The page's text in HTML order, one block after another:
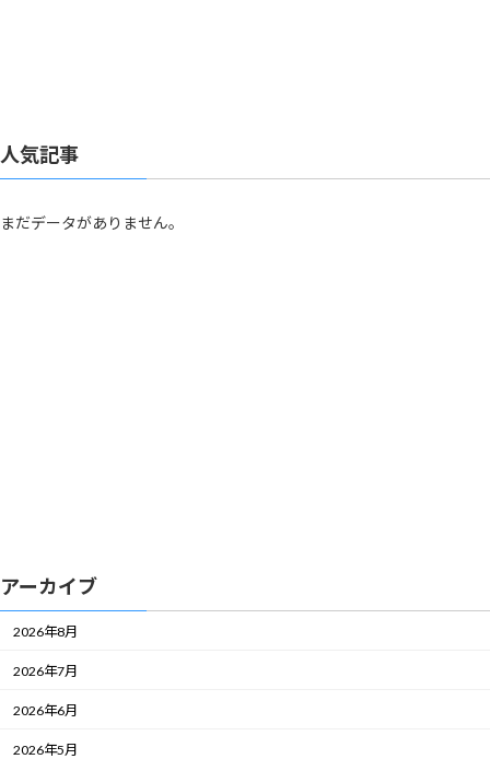
人気記事
まだデータがありません。
アーカイブ
2026年8月
2026年7月
2026年6月
2026年5月